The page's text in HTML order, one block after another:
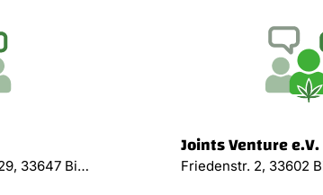
Artur-Ladebeck-Straße 129, 33647 Bielefeld
Joints Venture e.V.
Friedenstr. 2, 33602